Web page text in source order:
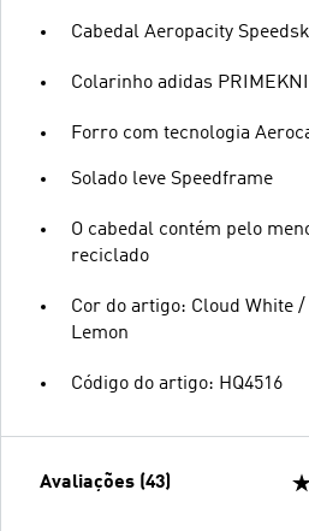
Cabedal Aeropacity
Colarinho adidas PRIMEKNIT
Forro com tecnologia
Solado leve Speedframe
O cabedal contém pelo
reciclado
Cor do artigo: Cloud White
Lemon
Código do artigo: HQ4516
Avaliações (43)